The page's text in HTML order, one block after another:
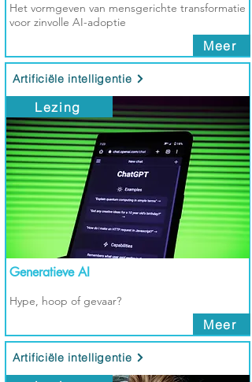
Het vormgeven van mensgerichte transformatie
voor zinvolle AI-adoptie
Meer
Artificiële intelligentie
Lezing
Generatieve AI
Hype, hoop of gevaar?
Meer
Artificiële intelligentie